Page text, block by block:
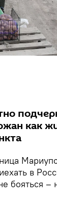
как
в
бояться –